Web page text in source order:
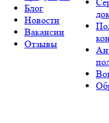
Блог
Новости
Вакансии
Отзывы